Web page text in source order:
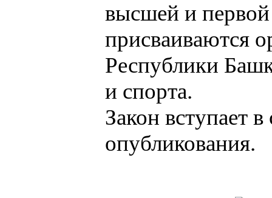
высшей и
присваиваются
Республики
и спорта.
Закон вступает
опубликования.